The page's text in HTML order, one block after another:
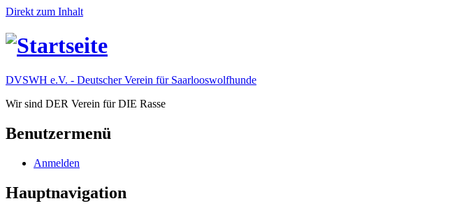
Direkt zum Inhalt
DVSWH e.V. - Deutscher Verein für Saarlooswolfhunde
Wir sind DER Verein für DIE Rasse
Benutzermenü
Anmelden
Hauptnavigation